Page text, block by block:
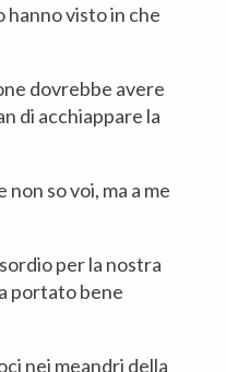
hanno visto in che
dovrebbe avere
di acchiappare la
non so voi, ma a me
per la nostra
portato bene
nei meandri della